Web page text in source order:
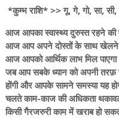
*कुम्भ राशि* >> गू, गे, गो, सा,
आज आपका स्वास्थ्य दुरुस्त रहने की
आज आप अपने दोस्तों के साथ खेलने
आज आपको आर्थिक लाभ मिल
जब आप सबके ध्यान को अपनी
होंगी और आपके सामने समस्या यह
चलते काम-काज की अधिकता
किसी गैरजरुरी काम में खराब हो